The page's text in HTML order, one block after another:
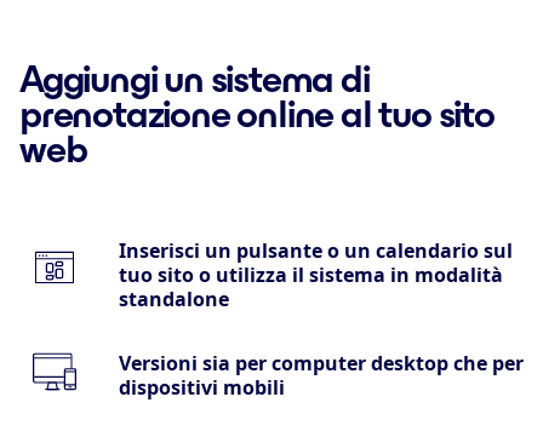
Aggiungi un sistema di
prenotazione online al tuo sito
web
Inserisci un pulsante o un calendario sul
tuo sito o utilizza il sistema in modalità
standalone
Versioni sia per computer desktop che per
dispositivi mobili